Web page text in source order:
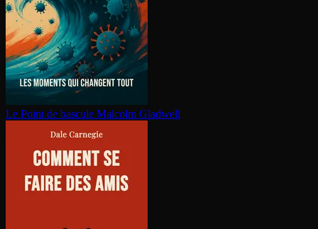
Le Point de bascule Malcolm Gladwell